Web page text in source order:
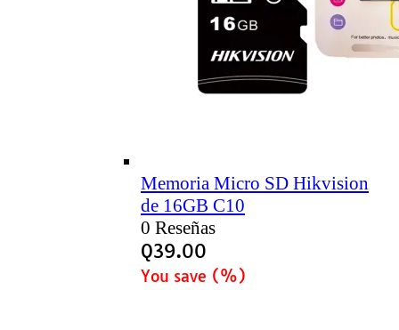
Memoria Micro SD Hikvision
de 16GB C10
0 Reseñas
Q39.00
You save (%)